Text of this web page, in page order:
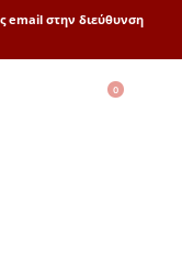
email στην διεύθυνση
0